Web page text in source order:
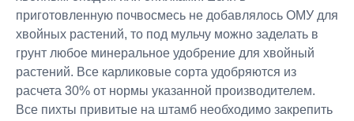
приготовленную почвосмесь не добавлялось ОМУ для
хвойных растений, то под мульчу можно заделать в
грунт любое минеральное удобрение для хвойный
растений. Все карликовые сорта удобряются из
расчета 30% от нормы указанной производителем.
Все пихты привитые на штамб необходимо закрепить